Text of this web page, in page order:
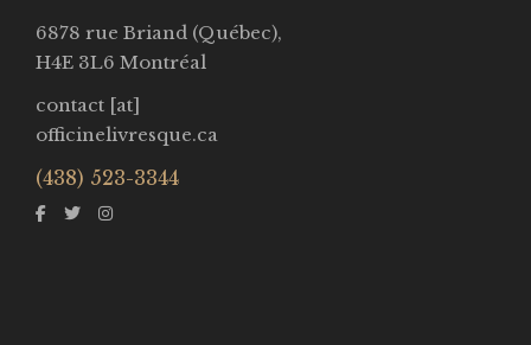
6878 rue Briand (Québec),
H4E 3L6 Montréal
contact [at]
officinelivresque.ca
(438) 523-3344